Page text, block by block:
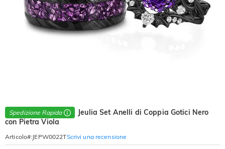
Spedizione Rapida
Jeulia Set Anelli di Coppia Gotici Nero
con Pietra Viola
Articolo#: JEPW0022TScrivi una recensione